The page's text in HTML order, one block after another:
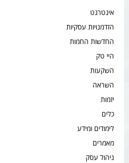
אינטרנט
הזדמנויות עסקיות
החדשות החמות
היי טק
השקעות
השראה
יזמות
כלים
לימודים ומידע
מאמרים
ניהול עסק